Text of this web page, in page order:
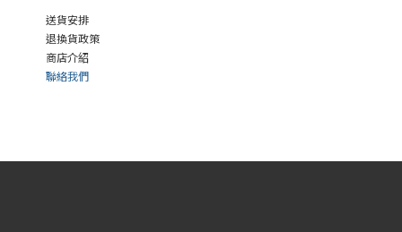
送貨安排
退換貨政策
商店介紹
聯絡我們